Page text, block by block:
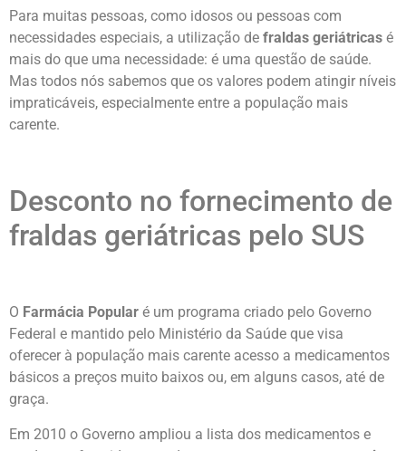
Para muitas pessoas, como idosos ou pessoas com
necessidades especiais, a utilização de fraldas geriátricas é
mais do que uma necessidade: é uma questão de saúde.
Mas todos nós sabemos que os valores podem atingir níveis
impraticáveis, especialmente entre a população mais
carente.
Desconto no fornecimento de
fraldas geriátricas pelo SUS
O Farmácia Popular é um programa criado pelo Governo
Federal e mantido pelo Ministério da Saúde que visa
oferecer à população mais carente acesso a medicamentos
básicos a preços muito baixos ou, em alguns casos, até de
graça.
Em 2010 o Governo ampliou a lista dos medicamentos e